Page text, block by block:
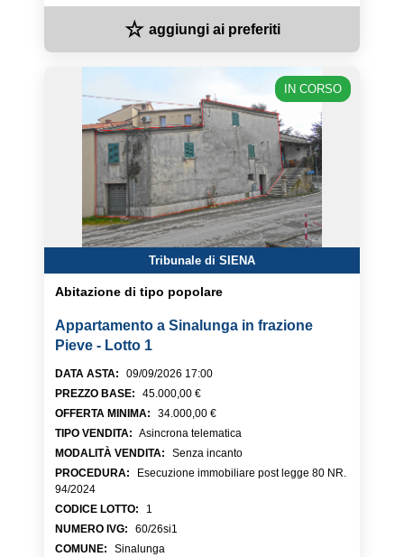
☆ aggiungi ai preferiti
IN CORSO
Tribunale di SIENA
Abitazione di tipo popolare
Appartamento a Sinalunga in frazione
Pieve - Lotto 1
DATA ASTA:
09/09/2026 17:00
PREZZO BASE:
45.000,00 €
OFFERTA MINIMA:
34.000,00 €
TIPO VENDITA: Asincrona telematica
MODALITÀ VENDITA:
Senza incanto
PROCEDURA:
Esecuzione immobiliare post legge 80 NR.
94/2024
CODICE LOTTO:
1
NUMERO IVG:
60/26si1
COMUNE: Sinalunga